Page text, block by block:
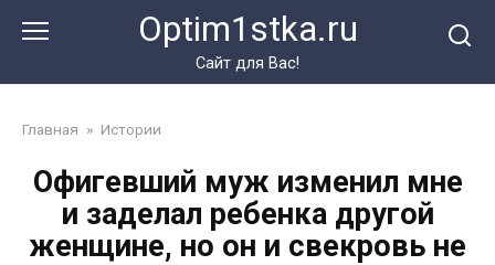
Optim1stka.ru
Сайт для Вас!
Главная » Истории
Офигевший муж изменил мне
и заделал ребенка другой
женщине, но он и свекровь не